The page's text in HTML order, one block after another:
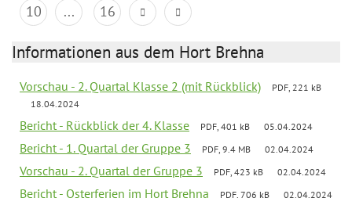
10
... 16
Informationen aus dem Hort Brehna
Vorschau - 2. Quartal Klasse 2 (mit Rückblick)
PDF, 221 kB
18.04.2024
Bericht - Rückblick der 4. Klasse PDF, 401 kB 05.04.2024
Bericht - 1. Quartal der Gruppe 3 PDF, 9.4 MB 02.04.2024
Vorschau - 2. Quartal der Gruppe 3 PDF, 423 kB 02.04.2024
Bericht - Osterferien im Hort Brehna PDF, 706 kB 02.04.2024